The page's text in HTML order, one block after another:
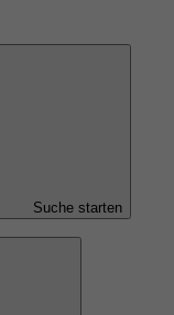
Suche starten